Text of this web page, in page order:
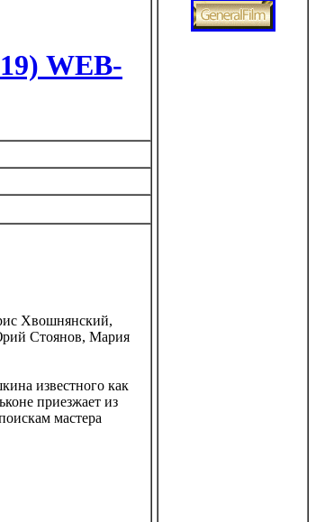
WEB-
Хвошнянский,
Стоянов, Мария
известного как
приезжает из
мастера